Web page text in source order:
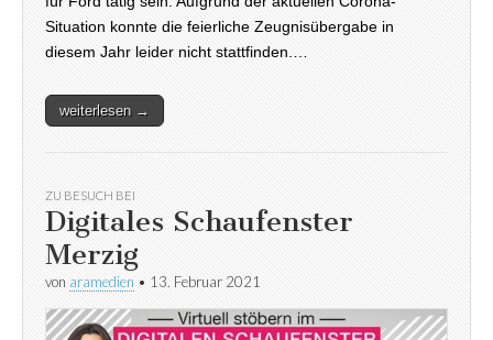
Situation konnte die feierliche Zeugnisübergabe in
diesem Jahr leider nicht stattfinden.…
weiterlesen →
ZU BESUCH BEI
Digitales Schaufenster
Merzig
von aramedien • 13. Februar 2021